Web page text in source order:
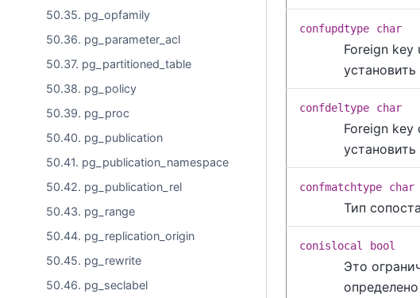
50.35. pg_opfamily
50.36. pg_parameter_acl
50.37. pg_partitioned_table
50.38. pg_policy
50.39. pg_proc
50.40. pg_publication
50.41. pg_publication_namespace
50.42. pg_publication_rel
50.43. pg_range
50.44. pg_replication_origin
50.45. pg_rewrite
50.46. pg_seclabel
confupdtype char
Foreign key
установить
confdeltype char
Foreign key
установить
confmatchtype char
Тип
conislocal bool
Это